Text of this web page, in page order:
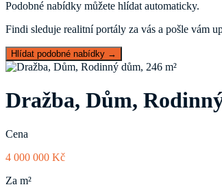
Podobné nabídky můžete hlídat automaticky.
Findi sleduje realitní portály za vás a pošle vám
Hlídat podobné nabídky →
Dražba, Dům,
Cena
4 000 000 Kč
Za m²